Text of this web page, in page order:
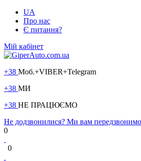
UA
Про нас
Є питання?
Мій кабінет
+38 Моб.+VIBER+Telegram
+38 МИ
+38 НЕ ПРАЦЮЄМО
Не додзвонилися? Ми вам
0
0